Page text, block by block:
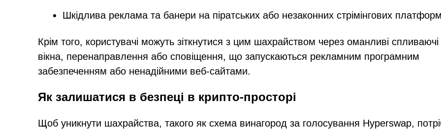
Шкідлива реклама та банери на піратських або незаконних стрімінгових
Крім того, користувачі можуть зіткнутися з цим шахрайством через оманливі спливаючі
вікна, перенаправлення або сповіщення, що запускаються рекламним програмним
забезпеченням або ненадійними веб-сайтами.
Як залишатися в безпеці в крипто-просторі
Щоб уникнути шахрайства, такого як схема винагород за голосування Hyperswap,